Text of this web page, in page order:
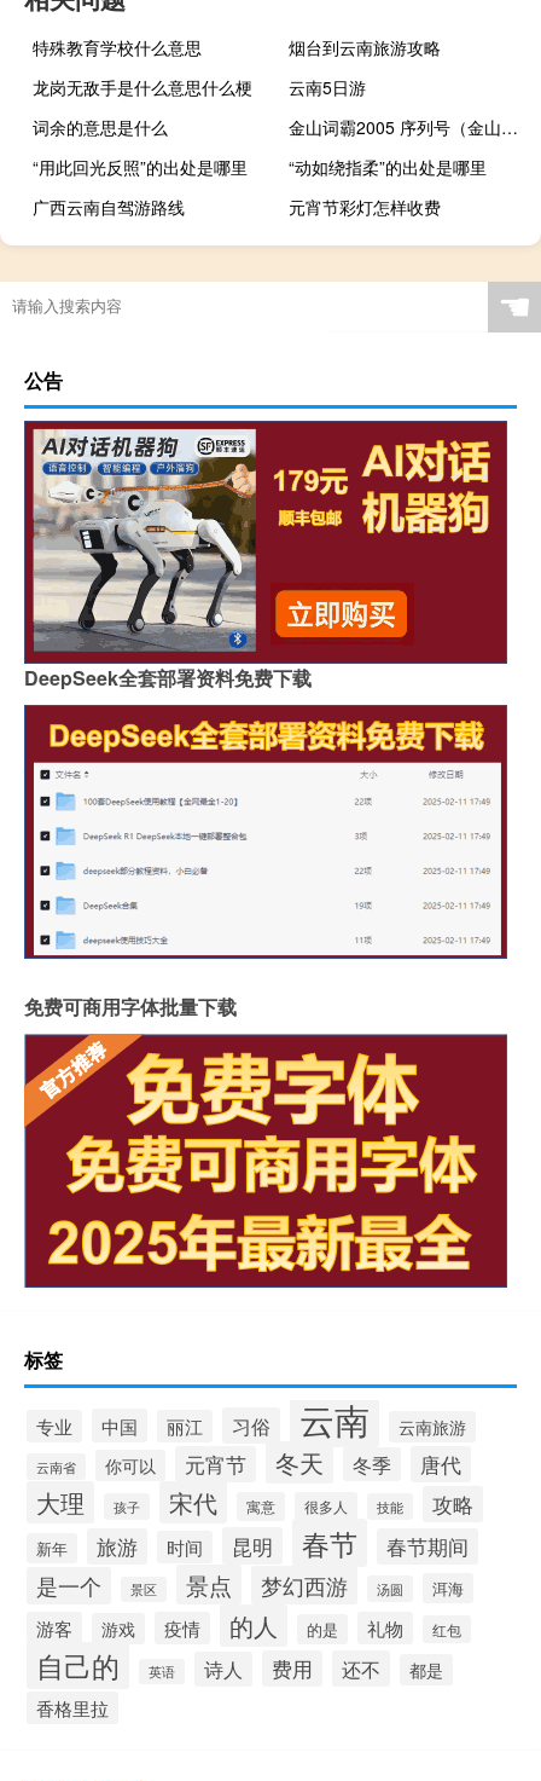
特殊教育学校什么意思
烟台到云南旅游攻略
龙岗无敌手是什么意思什么梗
云南5日游
词余的意思是什么
金山词霸2005 序列号（金山词霸2011）
“用此回光反照”的出处是哪里
“动如绕指柔”的出处是哪里
广西云南自驾游路线
元宵节彩灯怎样收费
☚
公告
DeepSeek全套部署资料免费下载
免费可商用字体批量下载
标签
专业 中国 丽江 习俗 云南 云南旅游
云南省 你可以 元宵节 冬天 冬季 唐代
大理 孩子 宋代 寓意 很多人 技能 攻略
新年 旅游 时间 昆明 春节 春节期间
是一个 景区 景点 梦幻西游 汤圆 洱海
游客 游戏 疫情 的人 的是 礼物 红包
自己的 英语 诗人 费用 还不 都是
香格里拉